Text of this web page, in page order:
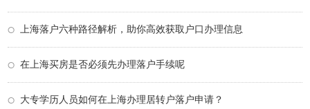
上海落户六种路径解析，助你高效获取户口办理信息
在上海买房是否必须先办理落户手续呢
大专学历人员如何在上海办理居转户落户申请？